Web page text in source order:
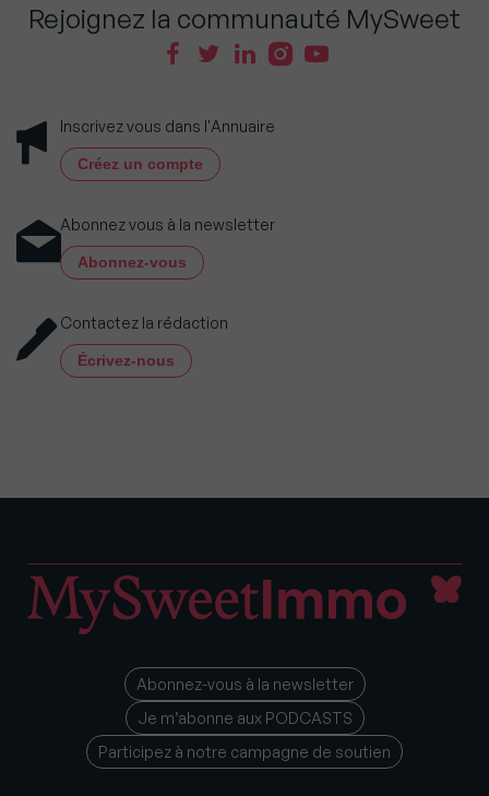
Rejoignez la communauté MySweet
Inscrivez vous dans l'Annuaire
Créez un compte
Abonnez vous à la newsletter
Abonnez-vous
Contactez la rédaction
Écrivez-nous
Abonnez-vous à la newsletter
Je m’abonne aux PODCASTS
Participez à notre campagne de soutien